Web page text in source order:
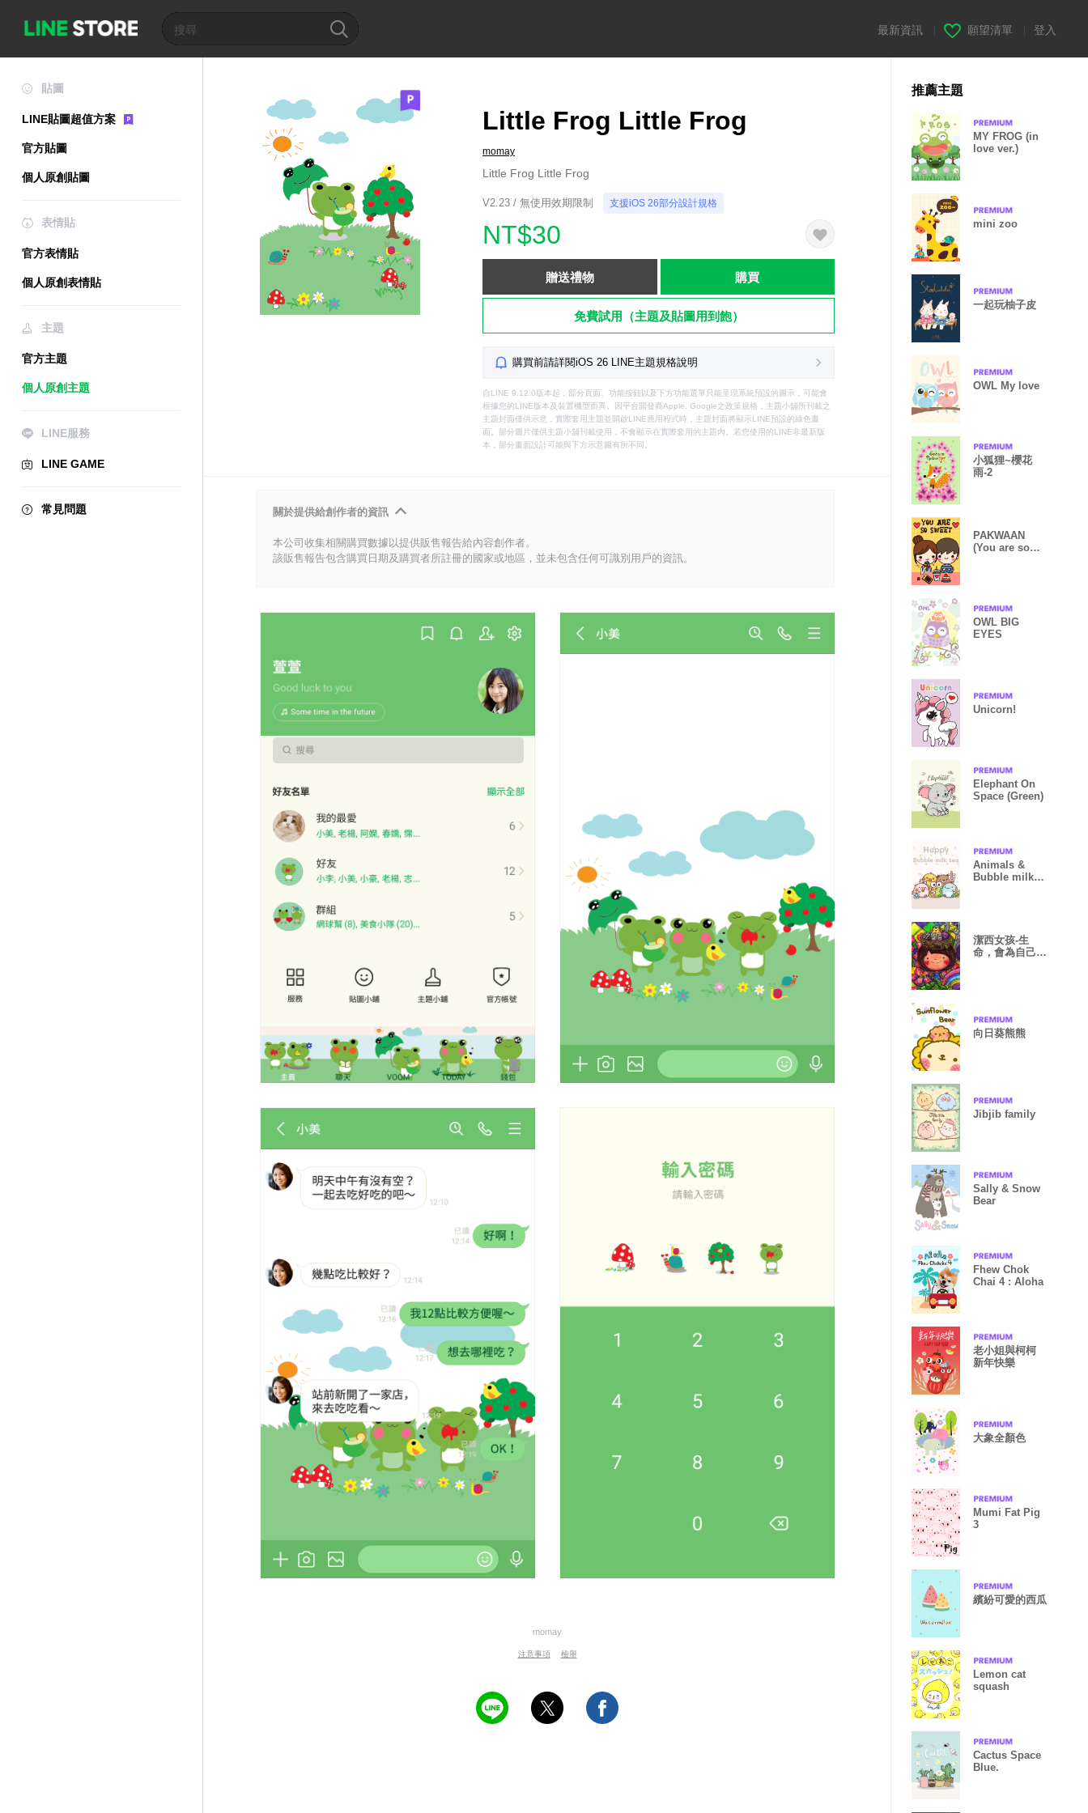
最新資訊 願望清單 登入
貼圖
LINE貼圖超值方案
官方貼圖
個人原創貼圖
表情貼
官方表情貼
個人原創表情貼
主題
官方主題
個人原創主題
LINE服務
LINE GAME
常見問題
Little Frog Little Frog
momay
Little Frog Little Frog
V2.23 / 無使用效期限制 支援iOS 26部分設計規格
NT$30
贈送禮物 購買
免費試用（主題及貼圖用到飽）
購買前請詳閱iOS 26 LINE主題規格說明
自LINE 9.12.0版本起，部分頁面、功能按鈕以及下方功能選單只能呈現系統預設的圖示，可能會
根據您的LINE版本及裝置機型而異。因平台開發商Apple, Google之政策規格，主題小舖所刊載之
主題封面僅供示意，實際套用主題並開啟LINE應用程式時，主題封面將顯示LINE預設的綠色畫
面。部分圖片僅供主題小舖刊載使用，不會顯示在實際套用的主題內。若您使用的LINE非最新版
本，部分畫面設計可能與下方示意圖有所不同。
關於提供給創作者的資訊
本公司收集相關購買數據以提供販售報告給內容創作者。
該販售報告包含購買日期及購買者所註冊的國家或地區，並未包含任何可識別用戶的資訊。
momay
注意事項 檢舉
推薦主題
MY FROG (in
love ver.)
mini zoo
一起玩柚子皮
OWL My love
小狐狸~櫻花
雨-2
PAKWAAN
(You are so
OWL BIG
EYES
Unicorn!
Elephant On
Space (Green)
Animals &
Bubble milk
潔西女孩-生
命，會為自己找
向日葵熊熊
Jibjib family
Sally & Snow
Bear
Fhew Chok
Chai 4 : Aloha
老小姐與柯柯
新年快樂
大象全顏色
Mumi Fat Pig
3
繽紛可愛的西瓜
Lemon cat
squash
Cactus Space
Blue.